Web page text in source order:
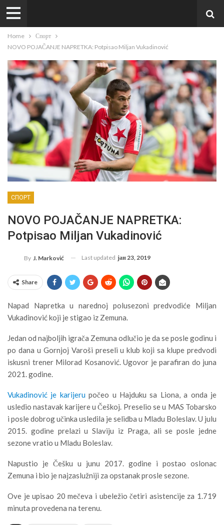
Home
Спорт
NOVO POJAČANJE NAPRETKA: Potpisao Miljan Vukadinović
СПОРТ
NOVO POJAČANJE NAPRETKA:
Potpisao Miljan Vukadinović
By J. Marković Last updated јан 23, 2019
Share
Napad Napretka u narednoj polusezoni predvodiće Miljan
Vukadinović koji je stigao iz Zemuna.
Jedan od najboljih igrača Zemuna odlučio je da se posle godinu i
po dana u Gornjoj Varoši preseli u klub koji sa klupe predvodi
iskusni trener Milorad Kosanović. Ugovor je parafiran do juna
2021. godine.
Vukadinović je karijerupočeo u Hajduku sa Liona, a onda je
usledio nastavak karijere u Češkoj. Preselio se u MAS Tobarsko
i posle dobrog učinka usledila je selidba u Mladu Boleslav. U julu
2015. godine prelazi u Slaviju iz Praga, ali se posle jedne
sezone vratio u Mladu Boleslav.
Napustio je Češku u junu 2017. godine i postao oslonac
Zemuna i bio je najzaslužniji za opstanak prosle sezone.
Ove je upisao 20 mečeva i ubeležio četiri asistencije za 1.719
minuta provedena na terenu.